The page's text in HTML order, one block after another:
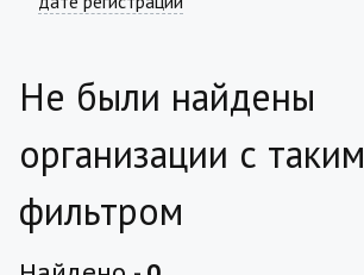
Не были найдены
организации с таким
фильтром